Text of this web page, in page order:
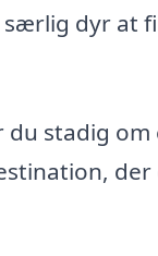
særlig dyr at
stadig om